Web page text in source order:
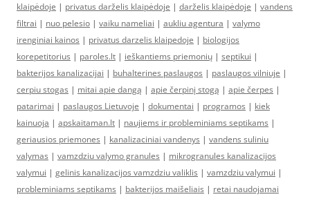
klaipėdoje | privatus darželis klaipėdoje | darželis klaipėdoje | vandens
filtrai | nuo pelesio | vaiku nameliai | aukliu agentura | valymo
irenginiai kainos | privatus darzelis klaipedoje | biologijos
korepetitorius | paroles.lt | ieškantiems priemonių | septikui |
bakterijos kanalizacijai | buhalterines paslaugos | paslaugos vilniuje |
cerpiu stogas | mitai apie dangą | apie čerpinį stogą | apie čerpes |
patarimai | paslaugos Lietuvoje | dokumentai | programos | kiek
kainuoja | apskaitaman.lt | naujiems ir probleminiams septikams |
geriausios priemones | kanalizaciniai vandenys | vandens suliniu
valymas | vamzdziu valymo granules | mikrogranules kanalizacijos
valymui | gelinis kanalizacijos vamzdziu valiklis | vamzdziu valymui |
probleminiams septikams | bakterijos maišeliais | retai naudojamai